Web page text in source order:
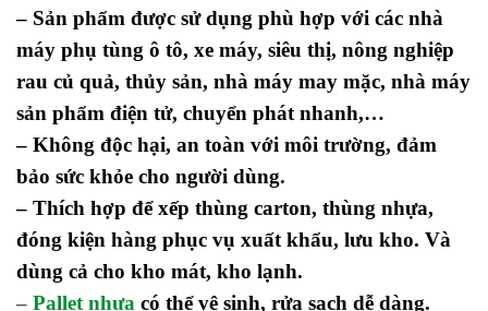
– Sản phẩm được sử dụng phù hợp với các nhà
máy phụ tùng ô tô, xe máy, siêu thị, nông nghiệp
rau củ quả, thủy sản, nhà máy may mặc, nhà máy
sản phẩm điện tử, chuyển phát nhanh,…
– Không độc hại, an toàn với môi trường, đảm
bảo sức khỏe cho người dùng.
– Thích hợp để xếp thùng carton, thùng nhựa,
đóng kiện hàng phục vụ xuất khẩu, lưu kho. Và
dùng cả cho kho mát, kho lạnh.
– Pallet nhựa có thể vệ sinh, rửa sạch dễ dàng.